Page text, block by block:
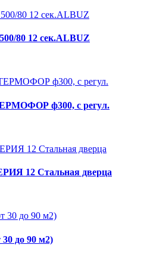
80 12 сек.ALBUZ
ф300, с регул.
12 Стальная дверца
до 90 м2)